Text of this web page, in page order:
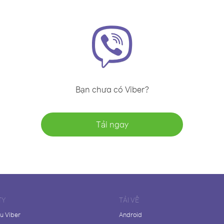
Bạn chưa có Viber?
Tải ngay
Viber
TẢI VỀ
Android